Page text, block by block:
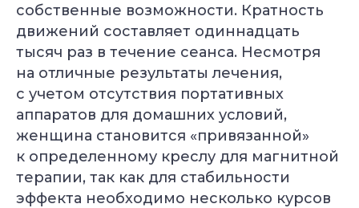
собственные возможности. Кратность
движений составляет одиннадцать
тысяч раз в течение сеанса. Несмотря
на отличные результаты лечения,
с учетом отсутствия портативных
аппаратов для домашних условий,
женщина становится «привязанной»
к определенному креслу для магнитной
терапии, так как для стабильности
эффекта необходимо несколько курсов